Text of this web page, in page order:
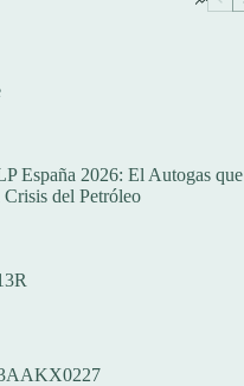
España 2026: El Autogas que
Crisis del Petróleo